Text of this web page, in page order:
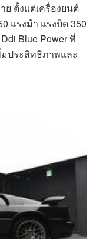
ย ตั้งแต่เครื่องยนต์
แรงม้า แรงบิด 350
Blue Power ที่
ประสิทธิภาพและ